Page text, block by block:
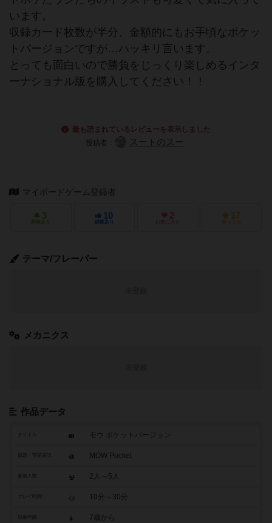
います。
収録カード枚数が半分、金額的にもお手頃なポケッ
トバージョンですが…ハッキリ言います。
とっても面白いので勝負をじっくり楽しめるインタ
ーナショナル版を購入してください！！
最も読まれているレビューを表示しました
投稿者：
スートのスー
マイボードゲーム登録者
3
興味あり
10
経験あり
2
お気に入り
17
持ってる
テーマ/フレーバー
メカニクス
作品データ
タイトル モウ ポケットバージョン
MOW Pocket
参加人数 2人～5人
10分～30分
7歳から